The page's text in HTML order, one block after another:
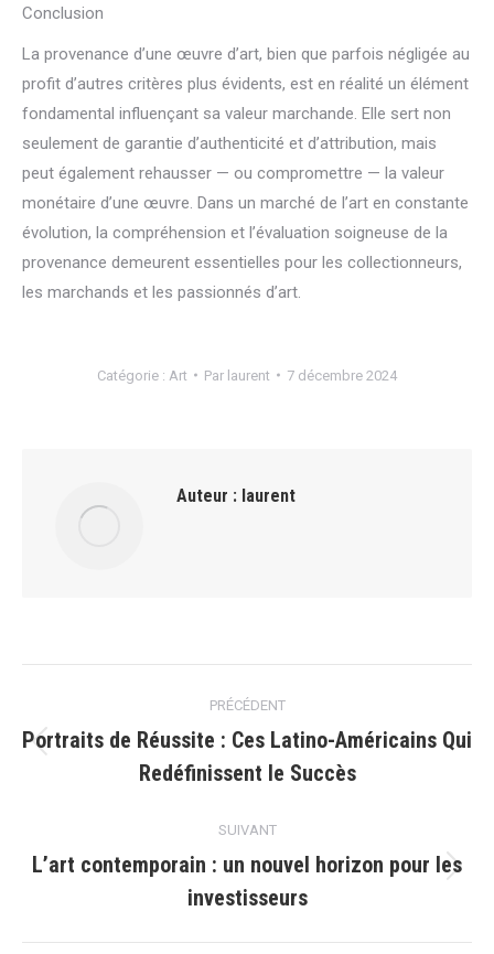
Conclusion
La provenance d’une œuvre d’art, bien que parfois négligée au
profit d’autres critères plus évidents, est en réalité un élément
fondamental influençant sa valeur marchande. Elle sert non
seulement de garantie d’authenticité et d’attribution, mais
peut également rehausser — ou compromettre — la valeur
monétaire d’une œuvre. Dans un marché de l’art en constante
évolution, la compréhension et l’évaluation soigneuse de la
provenance demeurent essentielles pour les collectionneurs,
les marchands et les passionnés d’art.
Catégorie : Art Par laurent 7 décembre 2024
Auteur : laurent
article
PRÉCÉDENT
précédent
Portraits de Réussite : Ces Latino-Américains Qui
Redéfinissent le Succès
SUIVANT
suivant
:
L’art contemporain : un nouvel horizon pour les
investisseurs